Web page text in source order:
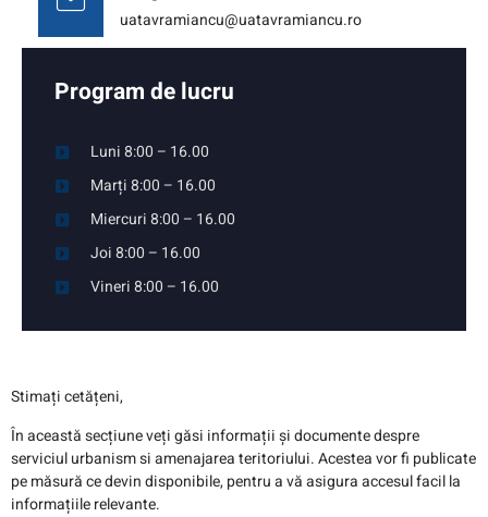
uatavramiancu@uatavramiancu.ro
Program de lucru
Luni 8:00 – 16.00
Marți 8:00 – 16.00
Miercuri 8:00 – 16.00
Joi 8:00 – 16.00
Vineri 8:00 – 16.00
Stimați cetățeni,
În această secțiune veți găsi informații și documente despre
serviciul urbanism si amenajarea teritoriului. Acestea vor fi publicate
pe măsură ce devin disponibile, pentru a vă asigura accesul facil la
informațiile relevante.